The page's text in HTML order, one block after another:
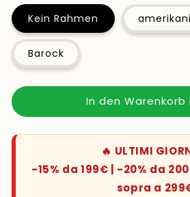
Kein Rahmen
Barock
In den Warenkorb
🔥 ULTIMI
-15% da 199€ | -20% da
sopra a